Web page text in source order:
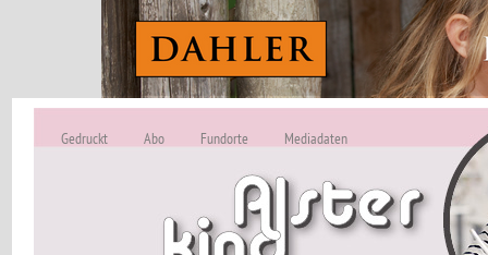
ALSTERKIND -
Alles Neu
Gedruckt Abo Fundorte Mediadaten